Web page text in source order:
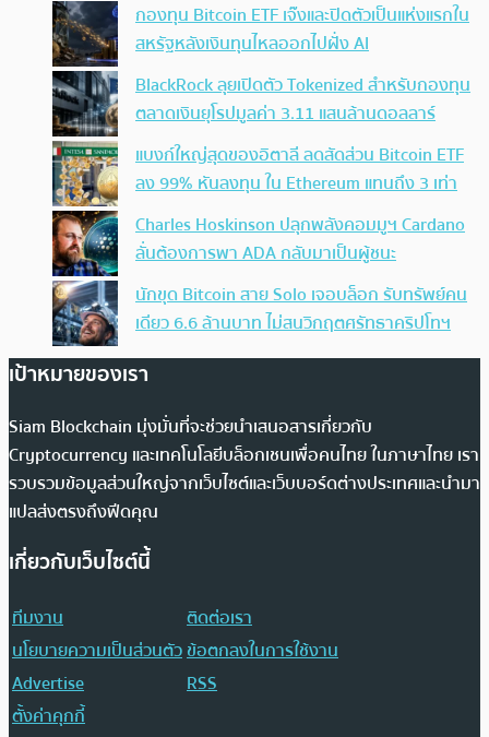
กองทุน Bitcoin ETF เจ๊งและปิดตัวเป็นแห่งแรกใน
สหรัฐหลังเงินทุนไหลออกไปฝั่ง AI
BlackRock ลุยเปิดตัว Tokenized สำหรับกองทุน
ตลาดเงินยุโรปมูลค่า 3.11 แสนล้านดอลลาร์
แบงก์ใหญ่สุดของอิตาลี ลดสัดส่วน Bitcoin ETF
ลง 99% หันลงทุน ใน Ethereum แทนถึง 3 เท่า
Charles Hoskinson ปลุกพลังคอมมูฯ Cardano
ลั่นต้องการพา ADA กลับมาเป็นผู้ชนะ
นักขุด Bitcoin สาย Solo เจอบล็อก รับทรัพย์คน
เดียว 6.6 ล้านบาท ไม่สนวิกฤตศรัทธาคริปโทฯ
เป้าหมายของเรา
Siam Blockchain มุ่งมั่นที่จะช่วยนำเสนอสารเกี่ยวกับ
Cryptocurrency และเทคโนโลยีบล็อกเชนเพื่อคนไทย ในภาษาไทย เรา
รวบรวมข้อมูลส่วนใหญ่จากเว็บไซต์และเว็บบอร์ดต่างประเทศและนำมา
แปลส่งตรงถึงฟีดคุณ
เกี่ยวกับเว็บไซต์นี้
ทีมงาน
ติดต่อเรา
นโยบายความเป็นส่วนตัวข้อตกลงในการใช้งาน
Advertise
RSS
ตั้งค่าคุกกี้